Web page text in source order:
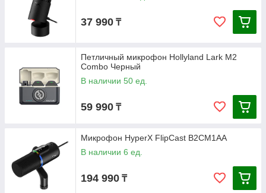
37 990 ₸
Петличный микрофон Hollyland Lark M2
Combo Черный
В наличии 50 ед.
59 990 ₸
Микрофон HyperX FlipCast B2CM1AA
В наличии 6 ед.
194 990 ₸